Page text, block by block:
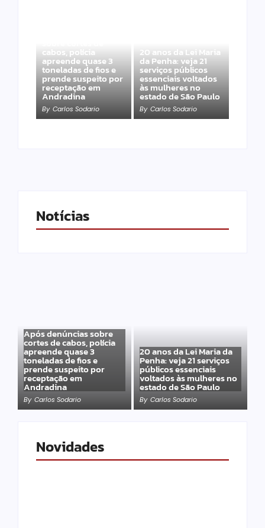
cabos, polícia
apreende quase 3
toneladas de fios e
prende suspeito por
receptação em
Andradina
By Carlos Sodario
20 anos da Lei Maria
da Penha: veja 21
serviços públicos
essenciais voltados
às mulheres no
estado de São Paulo
By Carlos Sodario
Notícias
Após denúncias sobre
cortes de cabos, polícia
apreende quase 3
toneladas de fios e
prende suspeito por
receptação em
Andradina
By Carlos Sodario
20 anos da Lei Maria da
Penha: veja 21 serviços
públicos essenciais
voltados às mulheres no
estado de São Paulo
By Carlos Sodario
Novidades